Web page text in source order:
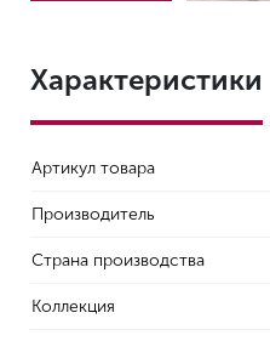
Характеристики
Артикул товара
Производитель
Страна производства
Коллекция